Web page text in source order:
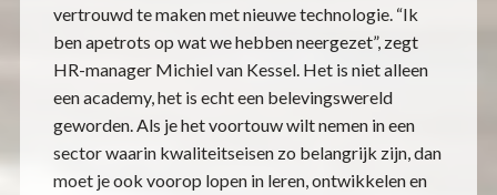
vertrouwd te maken met nieuwe technologie. “Ik
ben apetrots op wat we hebben neergezet”, zegt
HR-manager Michiel van Kessel. Het is niet alleen
een academy, het is echt een belevingswereld
geworden. Als je het voortouw wilt nemen in een
sector waarin kwaliteitseisen zo belangrijk zijn, dan
moet je ook voorop lopen in leren, ontwikkelen en